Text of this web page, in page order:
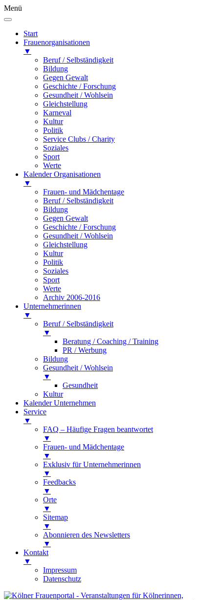
Menü
Start
Frauenorganisationen
▼
Beruf / Selbständigkeit
Bildung
Gegen Gewalt
Geschichte / Forschung
Gesundheit / Wohlsein
Gleichstellung
Karneval
Kultur
Politik
Service Clubs / Charity
Soziales
Sport
Werte
Kalender Organisationen
▼
Frauen- und Mädchentage
Beruf / Selbständigkeit
Bildung
Gegen Gewalt
Geschichte / Forschung
Gesundheit / Wohlsein
Gleichstellung
Kultur
Politik
Soziales
Sport
Werte
Archiv 2006-2016
Unternehmerinnen
▼
Beruf / Selbständigkeit
▼
Beratung / Coaching / Training
PR / Werbung
Bildung
Gesundheit / Wohlsein
▼
Gesundheit
Kultur
Kalender Unternehmen
Service
▼
FAQ – Häufige Fragen beantwortet
▼
Frauen- und Mädchentage
▼
Exklusiv für Unternehmerinnen
▼
Feedbacks
▼
Orte
▼
Sitemap
▼
Abonnieren des Newsletters
▼
Kontakt
▼
Impressum
Datenschutz